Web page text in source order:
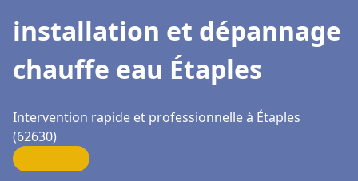
installation et dépannage
chauffe eau Étaples
Intervention rapide et professionnelle à Étaples
(62630)